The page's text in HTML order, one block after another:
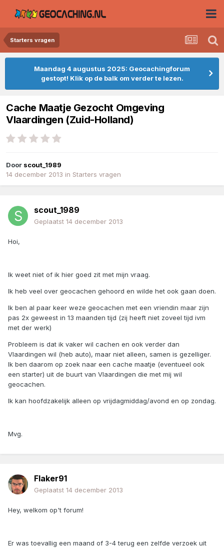
Starters vragen
Maandag 4 augustus 2025: Geocachingforum
gestopt! Klik op de balk om verder te lezen.
Cache Maatje Gezocht Omgeving
Vlaardingen (Zuid-Holland)
Door scout_1989
14 december 2013 in Starters vragen
scout_1989
Geplaatst 14 december 2013
Hoi,
Ik weet niet of ik hier goed zit met mijn vraag.
Ik heb veel over geocachen gehoord en wilde het ook gaan doen.
Ik ben al paar keer weze geocachen met een vriendin maar zijn
pas 2x geweest in 13 maanden tijd (zij heeft niet zoveel tijd ivm
met der werk)
Probleem is dat ik vaker wil cachen en ook verder dan
Vlaardingen wil (heb auto), maar niet alleen, samen is gezelliger.
Ik ben daarom op zoek naar een cache maatje (eventueel ook
een starter) uit de buurt van Vlaardingen die met mij wil
geocachen.
Ik kan hoofdzakelijk alleen op vrijdagmiddag/avond en op zondag.
Mvg.
Flaker91
Geplaatst 14 december 2013
Hey, welkom op't forum!
Er was toevallig een maand of 3-4 terug een zelfde verzoek uit